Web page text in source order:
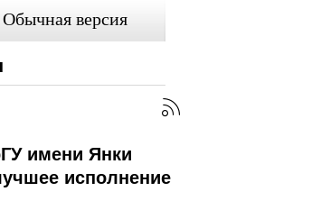
Обычная версия
имени Янки
исполнение